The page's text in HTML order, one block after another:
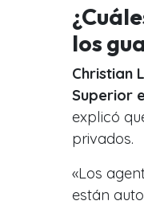
los
Christian
Superior
explicó
privados.
«Los
están